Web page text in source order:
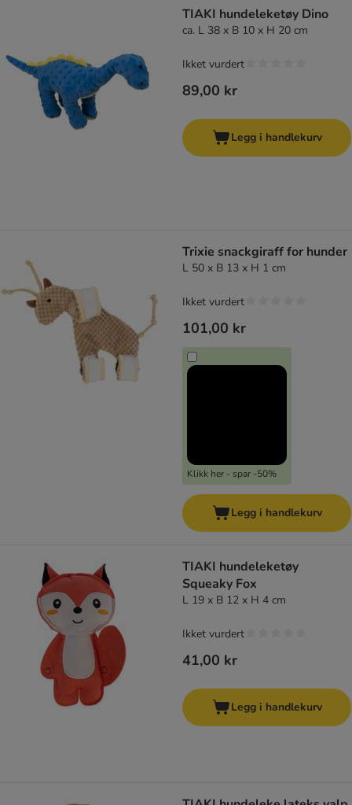
TIAKI hundeleketøy Dino
ca. L 38 x B 10 x H 20 cm
89,00 kr
Ikket vurdert
Legg i handlekurv
Trixie snackgiraff for hunder
L 50 x B 13 x H 1 cm
101,00 kr
Klikk her - spar -50%
Ikket vurdert
Legg i handlekurv
TIAKI hundeleketøy
Squeaky Fox
L 19 x B 12 x H 4 cm
41,00 kr
Ikket vurdert
Legg i handlekurv